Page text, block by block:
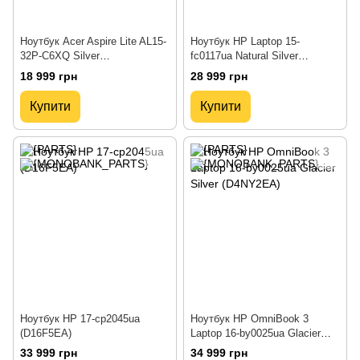
Ноутбук Acer Aspire Lite AL15-
32P-C6XQ Silver
(NX.DHFEU.001)
18 999 грн
Купити
Ноутбук HP Laptop 15-
fc0117ua Natural Silver
(D4NX2EA)
28 999 грн
Купити
Ноутбук HP 17-cp2045ua
(D16F5EA)
33 999 грн
Ноутбук HP OmniBook 3
Laptop 16-by0025ua Glacier
Silver (D4NY2EA)
34 999 грн